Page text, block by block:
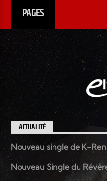
PAGES
ACTUALITÉ
Nouveau single de K-
Nouveau Single du